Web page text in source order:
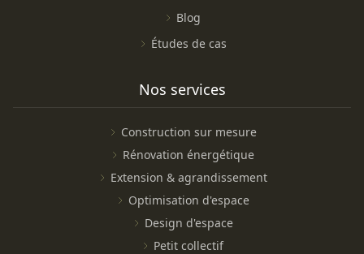
Blog
Études de cas
Nos services
Construction sur mesure
Rénovation énergétique
Extension & agrandissement
Optimisation d'espace
Design d'espace
Petit collectif